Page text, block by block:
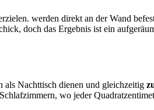
werden direkt an der Wand
doch das Ergebnis ist ein
als Nachttisch dienen und gleichzeitig
wo jeder